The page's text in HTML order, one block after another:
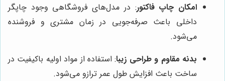
امکان چاپ فاکتور: در مدل‌های فروشگاهی وجود چاپگر
داخلی باعث صرفه‌جویی در زمان مشتری و فروشنده
می‌شود.
بدنه مقاوم و طراحی زیبا: استفاده از مواد اولیه باکیفیت در
ساخت باعث افزایش طول عمر ترازو می‌شود.